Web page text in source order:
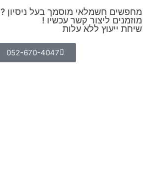
מחפשים חשמלאי מוסמך בעל ניסיון ?
מוזמנים ליצור קשר עכשיו !
שיחת ייעוץ ללא עלות
052-670-4047